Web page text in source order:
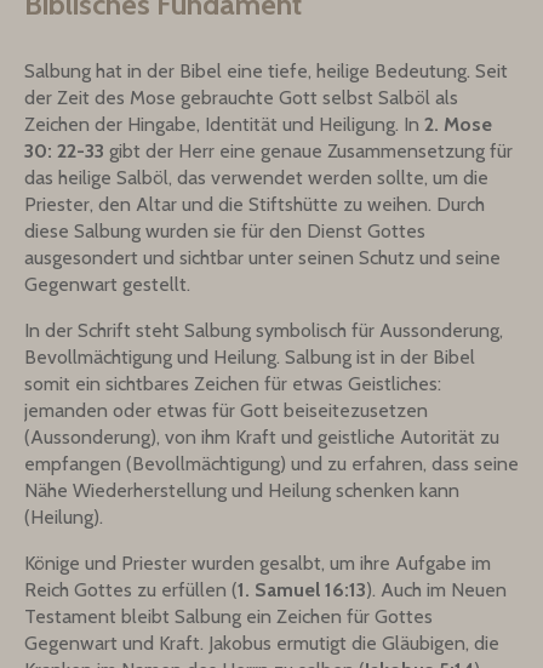
Salbung hat in der Bibel eine tiefe, heilige Bedeutung. Seit
der Zeit des Mose gebrauchte Gott selbst Salböl als
Zeichen der Hingabe, Identität und Heiligung. In 2. Mose
30: 22-33 gibt der Herr eine genaue Zusammensetzung für
das heilige Salböl, das verwendet werden sollte, um die
Priester, den Altar und die Stiftshütte zu weihen. Durch
diese Salbung wurden sie für den Dienst Gottes
ausgesondert und sichtbar unter seinen Schutz und seine
Gegenwart gestellt.
In der Schrift steht Salbung symbolisch für Aussonderung,
Bevollmächtigung und Heilung. Salbung ist in der Bibel
somit ein sichtbares Zeichen für etwas Geistliches:
jemanden oder etwas für Gott beiseitezusetzen
(Aussonderung), von ihm Kraft und geistliche Autorität zu
empfangen (Bevollmächtigung) und zu erfahren, dass seine
Nähe Wiederherstellung und Heilung schenken kann
(Heilung).
Könige und Priester wurden gesalbt, um ihre Aufgabe im
Reich Gottes zu erfüllen (1. Samuel 16:13). Auch im Neuen
Testament bleibt Salbung ein Zeichen für Gottes
Gegenwart und Kraft. Jakobus ermutigt die Gläubigen, die